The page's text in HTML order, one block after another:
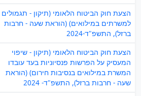
הצעת חוק הביטוח הלאומי (תיקון - תגמולים
למשרתים במילואים) (הוראת שעה - חרבות
ברזל), התשפ"ד-2024
הצעת חוק הביטוח הלאומי (תיקון - שיפוי
המעסיק על הפרשות פנסיוניות בעד עובדו
המשרת במילואים בנסיבות חירום) (הוראת
שעה - חרבות ברזל), התשפ"ד- 2024